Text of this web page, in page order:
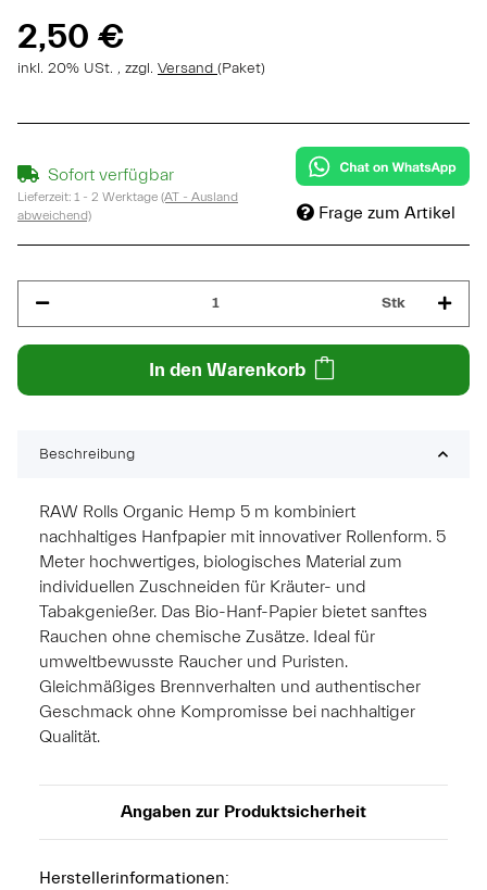
2,50 €
inkl. 20% USt. , zzgl. Versand (Paket)
Sofort verfügbar
Lieferzeit: 1 - 2 Werktage (AT - Ausland
abweichend)
Frage zum Artikel
Stk
In den Warenkorb
Beschreibung
RAW Rolls Organic Hemp 5 m kombiniert
nachhaltiges Hanfpapier mit innovativer Rollenform. 5
Meter hochwertiges, biologisches Material zum
individuellen Zuschneiden für Kräuter- und
Tabakgenießer. Das Bio-Hanf-Papier bietet sanftes
Rauchen ohne chemische Zusätze. Ideal für
umweltbewusste Raucher und Puristen.
Gleichmäßiges Brennverhalten und authentischer
Geschmack ohne Kompromisse bei nachhaltiger
Qualität.
Angaben zur Produktsicherheit
Herstellerinformationen: